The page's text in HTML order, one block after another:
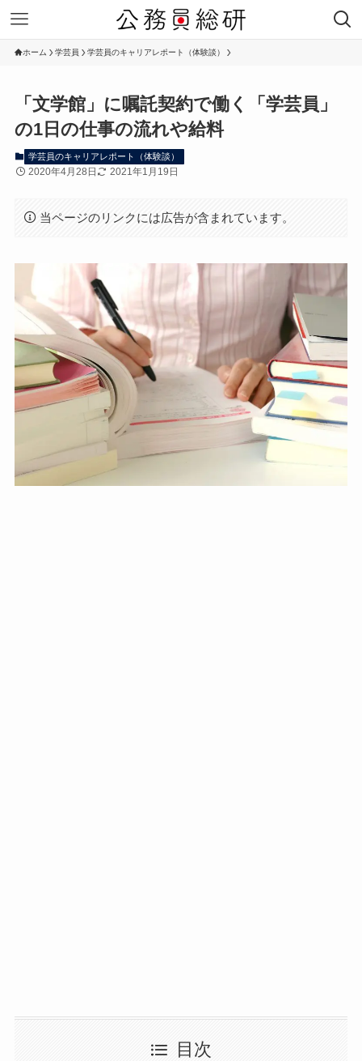
ホーム 学芸員 学芸員のキャリアレポート（体験談）
「文学館」に嘱託契約で働く「学芸員」
の1日の仕事の流れや給料
学芸員のキャリアレポート（体験談）
2020年4月28日 2021年1月19日
当ページのリンクには広告が含まれています。
目次